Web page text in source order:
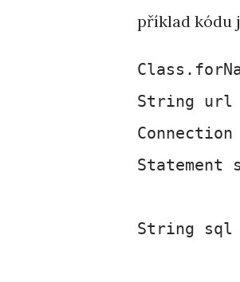
příklad kódu
String url
Statement
String sql